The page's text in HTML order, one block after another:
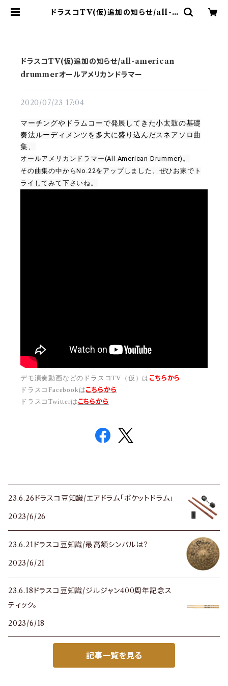
ドラスコTV(仮)追加の知らせ/all-a
ドラスコTV(仮)追加の知らせ/all-american
drummerオールアメリカンドラマー
2020/07/23 17:04
マーチングやドラムコーで発展してきた小太鼓の基礎
奏法ルーディメンツを多大に盛り込んだスネアソロ曲
集、
オールアメリカンドラマー(All American Drummer)。
その曲集の中からNo.22をアップしました、ぜひお家でト
ライしてみて下さいね。
デモ演奏動画などのドラスコTV（仮）は こちらから
ドラスコFacebookはこちらから
ドラスコTwitterは こちらから
23.6.26ドラスコ豆知識/エアドラム「ポケットドラム」
2023/6/26
23.6.21ドラスコ豆知識/最高額シンバルは？
2023/6/21
23.6.18ドラスコ豆知識/ジルジャン400周年記念ス
ティック。
2023/6/18
記事一覧を見る